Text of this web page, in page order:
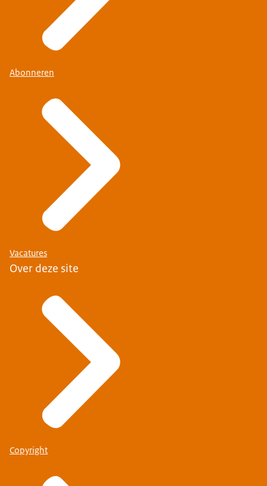
Abonneren
Vacatures
Over deze site
Copyright